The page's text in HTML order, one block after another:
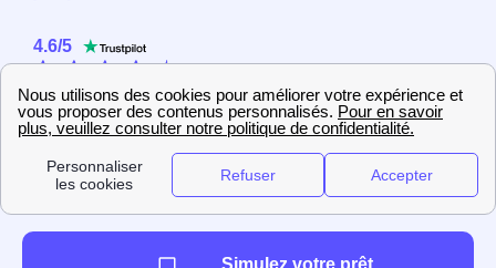
4.6/5
2358 utilisateurs
Simulez votre prêt